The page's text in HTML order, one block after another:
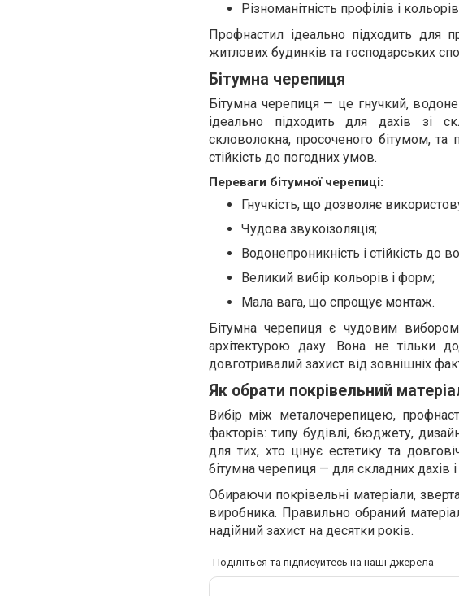
Різноманітність профілів і
Профнастил ідеально підходить для
житлових будинків та господарських
Бітумна черепиця
Бітумна черепиця — це гнучкий,
ідеально підходить для дахів зі
скловолокна, просоченого бітумом,
стійкість до погодних умов.
Переваги бітумної черепиці:
Гнучкість, що дозволяє
Чудова звукоізоляція;
Водонепроникність і стійкість до
Великий вибір кольорів і форм;
Мала вага, що спрощує монтаж.
Бітумна черепиця є чудовим
архітектурою даху. Вона не тільки
довготривалий захист від зовнішніх
Як обрати покрівельний
Вибір між металочерепицею,
факторів: типу будівлі, бюджету,
для тих, хто цінує естетику та
бітумна черепиця — для складних дахів
Обираючи покрівельні матеріали,
виробника. Правильно обраний
надійний захист на десятки років.
Поділіться та підписуйтесь на наші джерела